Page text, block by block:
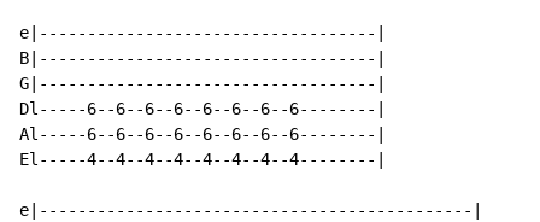
e|-----------------------------------|
B|-----------------------------------|
G|-----------------------------------|
Dl-----6--6--6--6--6--6--6--6--------|
Al-----6--6--6--6--6--6--6--6--------|
El-----4--4--4--4--4--4--4--4--------|
e|---------------------------------------------|